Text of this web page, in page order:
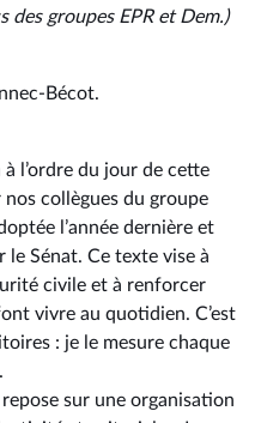
des groupes EPR et Dem.)
Bécot.
l’ordre du jour de cette
collègues du groupe
l’année dernière et
le Sénat. Ce texte vise à
civile et à renforcer
vivre au quotidien. C’est
: je le mesure chaque
sur une organisation